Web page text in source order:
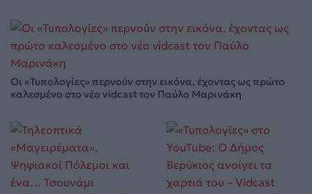
Οι «Τυπολογίες» περνούν στην εικόνα, έχοντας ως πρώτο
καλεσμένο στο νέο vidcast τον Παύλο Μαρινάκη